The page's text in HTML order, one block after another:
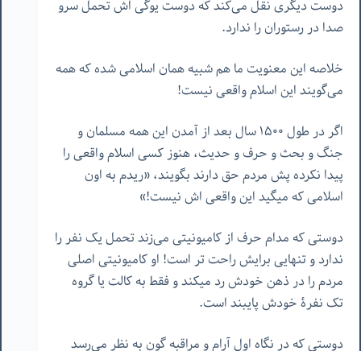
دوست دیگری نقل می‌کند که دوست یوگی اش تحمل سرو
صدا در رستوران را ندارد.
خلاصه این معنویت ما هم شبیه همان اسلامی شده که همه
می‌گویند این اسلام واقعی نیست!
اگر در طول ١۵٠٠ سال بعد از آمدن این همه مسلمان و
جنگ و بحث و حرف و حدیث، هنوز کسی اسلام واقعی را
پیدا نکرده پش مردم حق دارند بگویند، «ریدم به اون
اسلامی که میگید این واقعی اش نیست!»
دوستی که مدام حرف از کامیونیتی می‌زند تحمل یک نفر را
ندارد و تنهایی برایش راحت تر است! او کامیونیتی اصلی
مردم را در ذهن خودش رد میکند و فقط به کالت یا گروه
تک نفرۀ خودش پایبند است.
دوستی که در نگاه اول آرام و مراقبه گون به نظر می‌رسد